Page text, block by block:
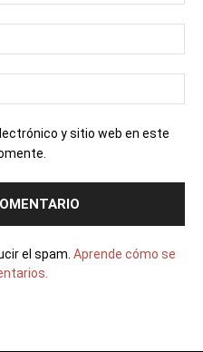
y sitio web en este
el spam. Aprende cómo se